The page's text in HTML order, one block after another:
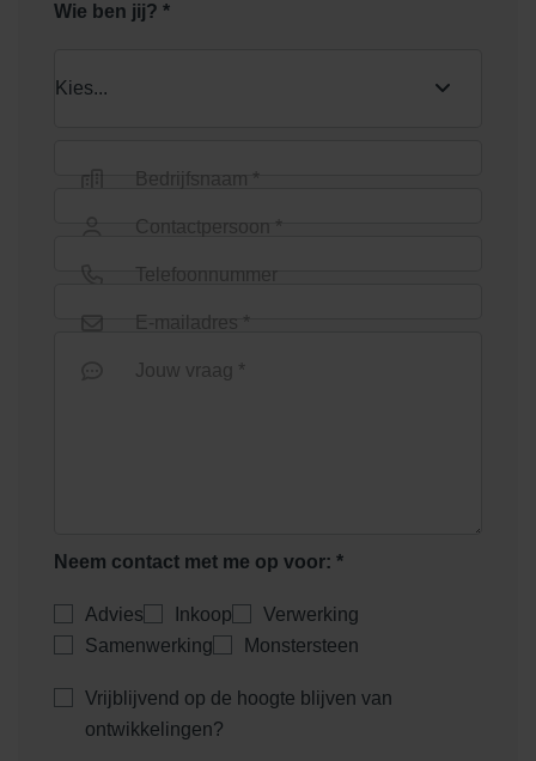
Wie ben jij? *
Bedrijfsnaam *
Contactpersoon *
Telefoonnummer
E-mailadres *
Jouw vraag *
Neem contact met me op voor: *
Advies Inkoop
Verwerking
Samenwerking
Monstersteen
Vrijblijvend op de hoogte blijven van
ontwikkelingen?